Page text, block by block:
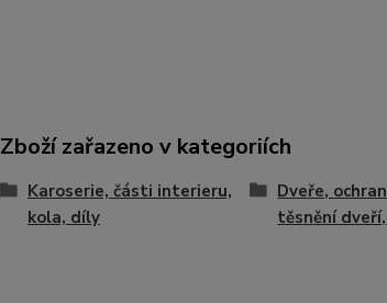
Zboží zařazeno v kategoriích
Karoserie, části interieru,
kola, díly
Dveře,
těsnění